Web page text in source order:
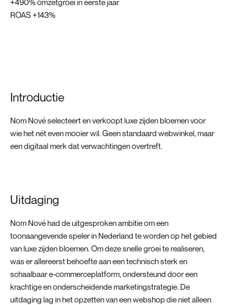
+490% omzetgroei in eerste jaar
ROAS +143%
Introductie
Nom Nové selecteert en verkoopt luxe zijden bloemen voor
wie het nét even mooier wil. Geen standaard webwinkel, maar
een digitaal merk dat verwachtingen overtreft.
Uitdaging
Nom Nové had de uitgesproken ambitie om een
toonaangevende speler in Nederland te worden op het gebied
van luxe zijden bloemen. Om deze snelle groei te realiseren,
was er allereerst behoefte aan een technisch sterk en
schaalbaar e-commerceplatform, ondersteund door een
krachtige en onderscheidende marketingstrategie. De
uitdaging lag in het opzetten van een webshop die niet alleen